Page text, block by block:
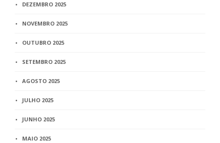
DEZEMBRO 2025
NOVEMBRO 2025
OUTUBRO 2025
SETEMBRO 2025
AGOSTO 2025
JULHO 2025
JUNHO 2025
MAIO 2025